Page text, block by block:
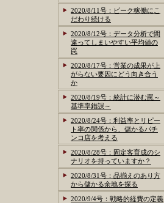
2020/8/11号：ピーク稼働にこ
だわり続ける
2020/8/12号：データ分析で間
違ってしまいやすい平均値の
罠
2020/8/17号：営業の成果が上
がらない要因にどう向き合う
か
2020/8/19号：統計に潜む罠～
基準率錯誤～
2020/8/24号：利益率とリピー
ト率の関係から、儲かるパチ
ンコ店を考える
2020/8/28号：固定客育成のシ
ナリオを持っていますか？
2020/8/31号：品揃えのあり方
から儲かる余地を探る
2020/9/4号：戦略的経費の定義